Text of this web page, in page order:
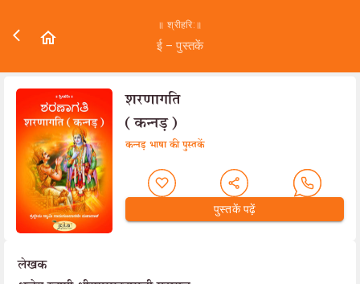
॥ श्रीहरि:॥
ई – पुस्तकें
शरणागति
(कन्नड़)
कन्नड़ भाषा की पुस्तकें
पुस्तकें पढ़ें
लेखक